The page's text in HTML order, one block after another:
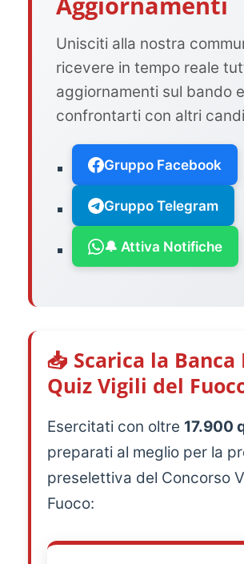
Unisciti alla nostra
ricevere in tempo reale
aggiornamenti sul bando e
confrontarti con altri
Gruppo Facebook
Gruppo Telegram
🔔 Attiva Notifiche
📥 Scarica la Banca
Quiz Vigili del
Esercitati con oltre 17.900
preparati al meglio per la
preselettiva del Concorso
Fuoco: